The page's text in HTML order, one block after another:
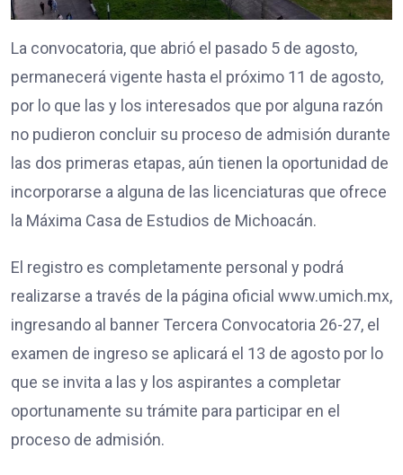
La convocatoria, que abrió el pasado 5 de agosto,
permanecerá vigente hasta el próximo 11 de agosto,
por lo que las y los interesados que por alguna razón
no pudieron concluir su proceso de admisión durante
las dos primeras etapas, aún tienen la oportunidad de
incorporarse a alguna de las licenciaturas que ofrece
la Máxima Casa de Estudios de Michoacán.
El registro es completamente personal y podrá
realizarse a través de la página oficial www.umich.mx,
ingresando al banner Tercera Convocatoria 26-27, el
examen de ingreso se aplicará el 13 de agosto por lo
que se invita a las y los aspirantes a completar
oportunamente su trámite para participar en el
proceso de admisión.